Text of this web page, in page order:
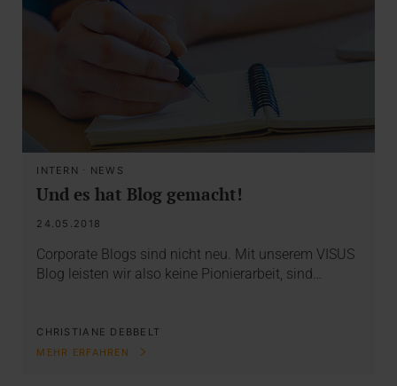
INTERN · NEWS
Und es hat Blog gemacht!
24.05.2018
Corporate Blogs sind nicht neu. Mit unserem VISUS
Blog leisten wir also keine Pionierarbeit, sind…
CHRISTIANE DEBBELT
MEHR ERFAHREN